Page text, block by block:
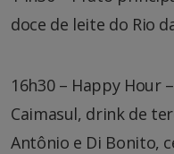
doce de leite do Rio
16h30 – Happy Hour
Caimasul, drink de
Antônio e Di Bonito,